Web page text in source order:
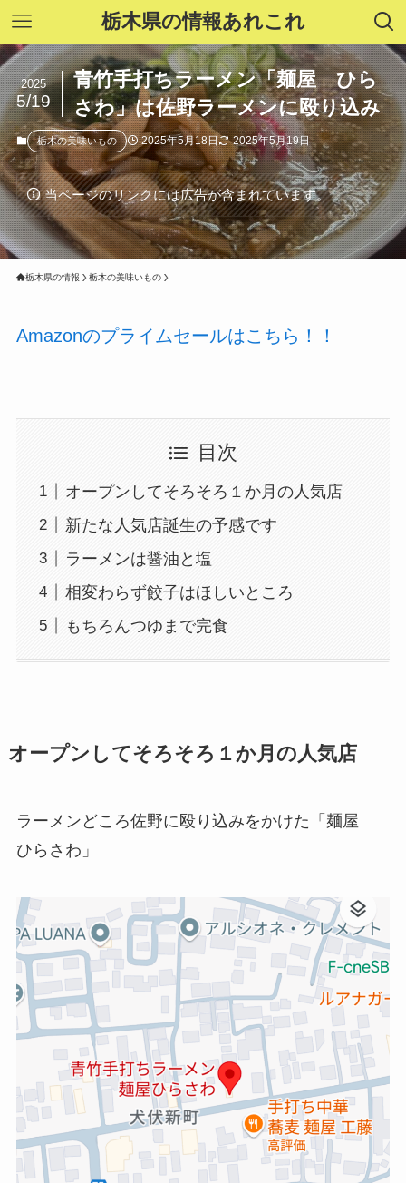
栃木県の情報あれこれ
青竹手打ちラーメン「麺屋 ひら
さわ」は佐野ラーメンに殴り込み
2025
5/19
栃木の美味いもの 2025年5月18日 2025年5月19日
当ページのリンクには広告が含まれています。
栃木県の情報 栃木の美味いもの
Amazonのプライムセールはこちら！！
目次
オープンしてそろそろ１か月の人気店
新たな人気店誕生の予感です
ラーメンは醤油と塩
相変わらず餃子はほしいところ
もちろんつゆまで完食
オープンしてそろそろ１か月の人気店
ラーメンどころ佐野に殴り込みをかけた「麺屋
ひらさわ」